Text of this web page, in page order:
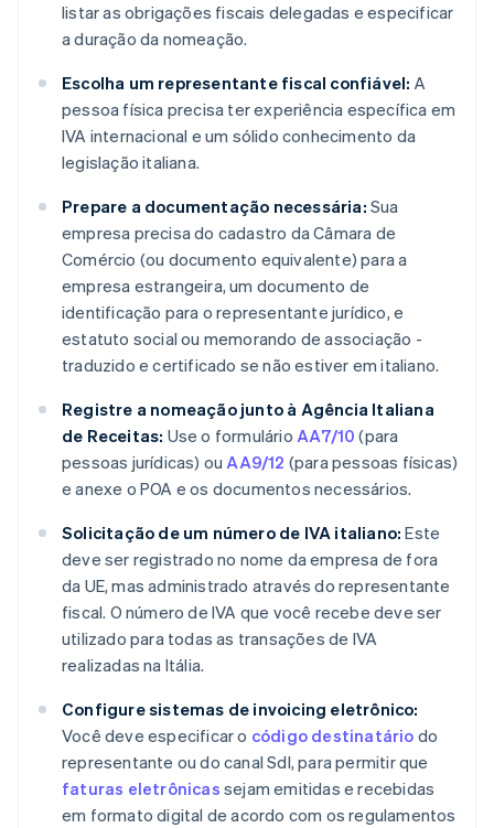
listar as obrigações fiscais delegadas e especificar
a duração da nomeação.
Escolha um representante fiscal confiável: A
pessoa física precisa ter experiência específica em
IVA internacional e um sólido conhecimento da
legislação italiana.
Prepare a documentação necessária: Sua
empresa precisa do cadastro da Câmara de
Comércio (ou documento equivalente) para a
empresa estrangeira, um documento de
identificação para o representante jurídico, e
estatuto social ou memorando de associação -
traduzido e certificado se não estiver em italiano.
Registre a nomeação junto à Agência Italiana
de Receitas: Use o formulárioAA7/10 (para
pessoas jurídicas) ouAA9/12 (para pessoas físicas)
e anexe o POA e os documentos necessários.
Solicitação de um número de IVA italiano: Este
deve ser registrado no nome da empresa de fora
da UE, mas administrado através do representante
fiscal. O número de IVA que você recebe deve ser
utilizado para todas as transações de IVA
realizadas na Itália.
Configure sistemas de invoicing eletrônico:
Você deve especificar o código destinatário do
representante ou do canal SdI, para permitir que
faturas eletrônicas sejam emitidas e recebidas
em formato digital de acordo com os regulamentos